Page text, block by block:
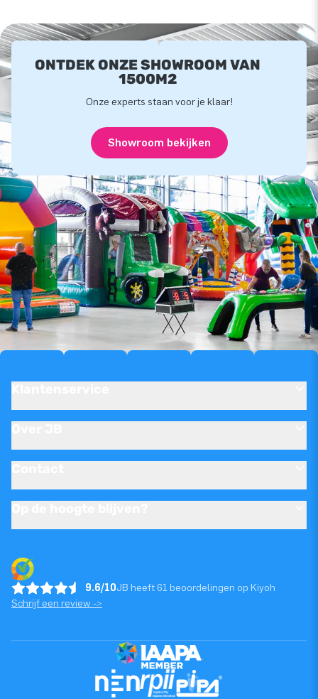
ONTDEK ONZE SHOWROOM VAN
1500M2
Onze experts staan voor je klaar!
Showroom bekijken
9.6/10JB heeft 61 beoordelingen op Kiyoh
Schrijf een review ->